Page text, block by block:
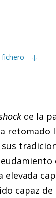
fichero
de la
retomado
capaz de